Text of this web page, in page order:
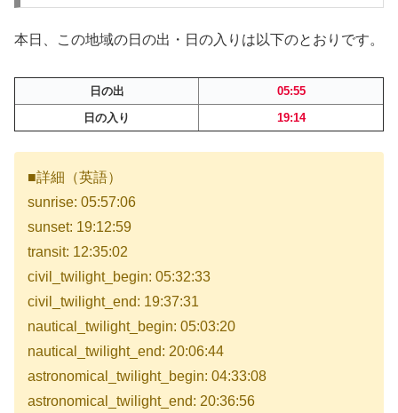
本日、この地域の日の出・日の入りは以下のとおりです。
日の出
05:55
日の入り
19:14
■詳細（英語）
sunrise: 05:57:06
sunset: 19:12:59
transit: 12:35:02
civil_twilight_begin: 05:32:33
civil_twilight_end: 19:37:31
nautical_twilight_begin: 05:03:20
nautical_twilight_end: 20:06:44
astronomical_twilight_begin: 04:33:08
astronomical_twilight_end: 20:36:56